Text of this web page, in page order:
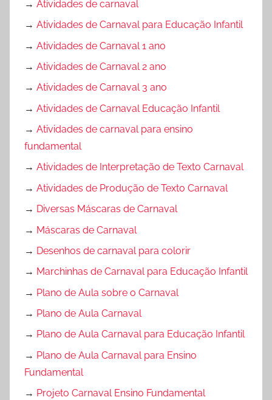
→ Atividades de carnaval
→ Atividades de Carnaval para Educação Infantil
→ Atividades de Carnaval 1 ano
→ Atividades de Carnaval 2 ano
→ Atividades de Carnaval 3 ano
→ Atividades de Carnaval Educação Infantil
→ Atividades de carnaval para ensino
fundamental
→ Atividades de Interpretação de Texto Carnaval
→ Atividades de Produção de Texto Carnaval
→ Diversas Máscaras de Carnaval
→ Máscaras de Carnaval
→ Desenhos de carnaval para colorir
→ Marchinhas de Carnaval para Educação Infantil
→ Plano de Aula sobre o Carnaval
→ Plano de Aula Carnaval
→ Plano de Aula Carnaval para Educação Infantil
→ Plano de Aula Carnaval para Ensino
Fundamental
→ Projeto Carnaval Ensino Fundamental